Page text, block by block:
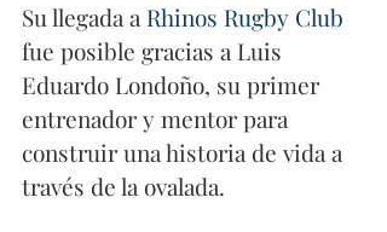
Su llegada a Rhinos Rugby Club
fue posible gracias a Luis
Eduardo Londoño, su primer
entrenador y mentor para
construir una historia de vida a
través de la ovalada.